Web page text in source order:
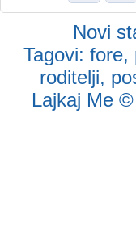
Novi
Tagovi:fore,
roditelji,
Lajkaj Me ©